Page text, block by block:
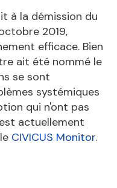
à la démission du
2019,
efficace. Bien
ait été nommé le
se sont
systémiques
qui n'ont pas
actuellement
CIVICUS Monitor.